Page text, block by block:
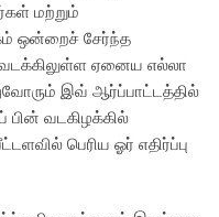
மற்றும்
ஒன்றைச் சேர்ந்த
ஏனைய எல்லா
இவ் ஆர்ப்பாட்டத்தில்
வடகிழக்கில்
பெரிய ஓர் எதிர்ப்பு